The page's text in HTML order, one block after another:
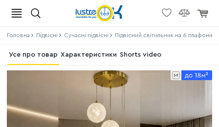
Головна Підвісні Сучасні підвісні Підвісний світильник на 6
Усе про товар Характеристики Shorts video